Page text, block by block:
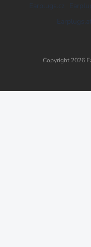
Earplugs.cz
Earplugs.at
Copyright 2026